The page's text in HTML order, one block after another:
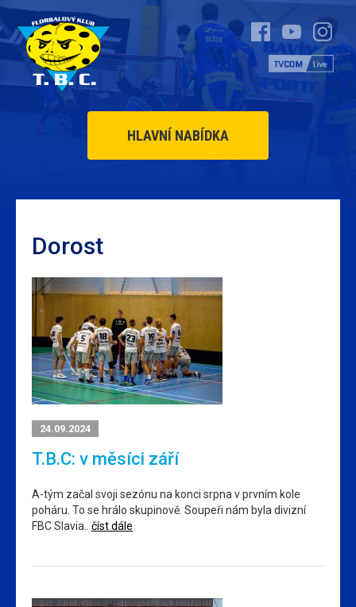
HLAVNÍ NABÍDKA
Dorost
24.09.2024
T.B.C: v měsíci září
A-tým začal svoji sezónu na konci srpna v prvním kole
poháru. To se hrálo skupinově. Soupeři nám byla divizní
FBC Slavia.. číst dále